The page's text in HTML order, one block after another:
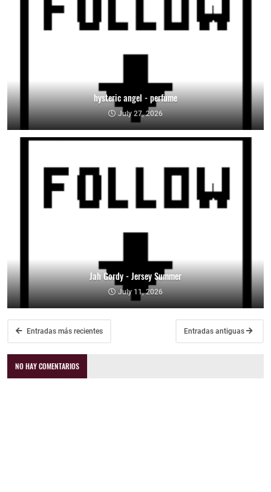
hysteric angel - perfume
July 27, 2026
Jah Gordy - Jersey Summer
July 11, 2026
Entradas más recientes Entradas antiguas
NO HAY COMENTARIOS